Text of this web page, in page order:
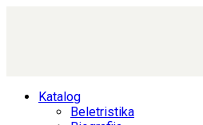
Katalog
Beletristika